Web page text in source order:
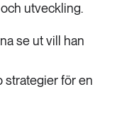
utveckling.
se ut vill han
strategier för en